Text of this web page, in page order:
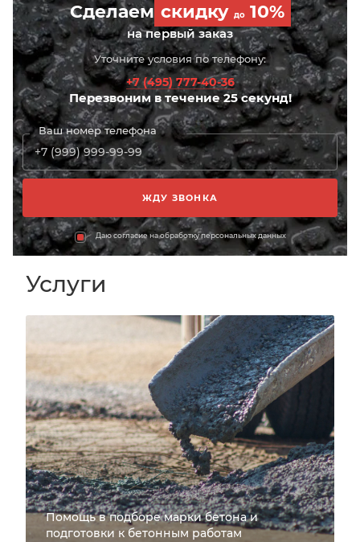
Сделаем скидку до10%
на первый заказ
Уточните условия по телефону:
+7 (495) 777-40-36
Перезвоним в течение 25 секунд!
Ваш номер телефона
Даю согласие на обработку персональных данных
Услуги
Помощь в подборе марки бетона и
подготовки к бетонным работам